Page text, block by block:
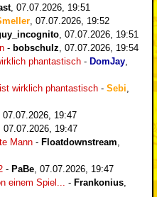
, 07.07.2026, 19:51
07.07.2026, 19:52
07.07.2026, 19:51
- bobschulz 07.07.2026, 19:54
phantastisch - DomJay
wirklich phantastisch - Sebi
07.07.2026, 19:47
07.07.2026, 19:47
Mann - Floatdownstream
- PaBe 07.07.2026, 19:47
einem Spiel...
- Frankonius